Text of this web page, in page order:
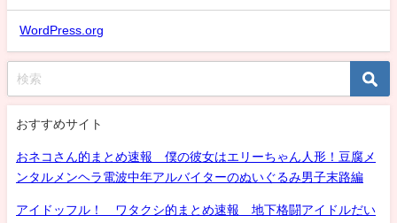
WordPress.org
おすすめサイト
おネコさん的まとめ速報 僕の彼女はエリーちゃん人形！豆腐メ
ンタルメンヘラ電波中年アルバイターのぬいぐるみ男子末路編
アイドッフル！ ワタクシ的まとめ速報 地下格闘アイドルだい